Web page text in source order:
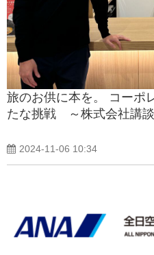
旅のお供に本を。 コーポ
たな挑戦 ～株式会社講談
2024-11-06 10:34